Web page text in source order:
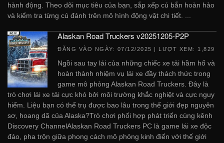
hành động. Theo dõi mục tiêu của bạn, sắp xếp cú bắn hoàn hảo
và kiểm tra từng cú đánh trên mô hình động vật chi tiết. ...
Alaskan Road Truckers v20251205-P2P
ĐĂNG VÀO NGÀY: 07/12/2025 | LƯỢT XEM: 1,829
Ngồi sau tay lái của những chiếc xe tải hầm hố và
hoàn thành nhiệm vụ lái xe đầy thách thức trong
game mô phỏng Alaskan Road Truckers. Đây là
trò chơi lái xe tải cực khó bởi môi trường khắc nghiệt và cực nguy
hiểm. Liệu bạn có thể trụ được bao lâu trong thế giới đẹp nguyên
sơ, hoang dã của Alaska?Trò chơi phối hợp phát triển cùng kênh
Discovery ChannelAlaskan Road Truckers PC là game lái xe độc
đáo, pha trộn giữa phong cách mô phỏng kinh điển với thế giới